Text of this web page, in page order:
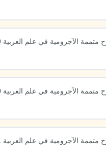
متممة الآجرومية في علم العربية 59
متممة الآجرومية في علم العربية 60
متممة الآجرومية في علم العربية 61